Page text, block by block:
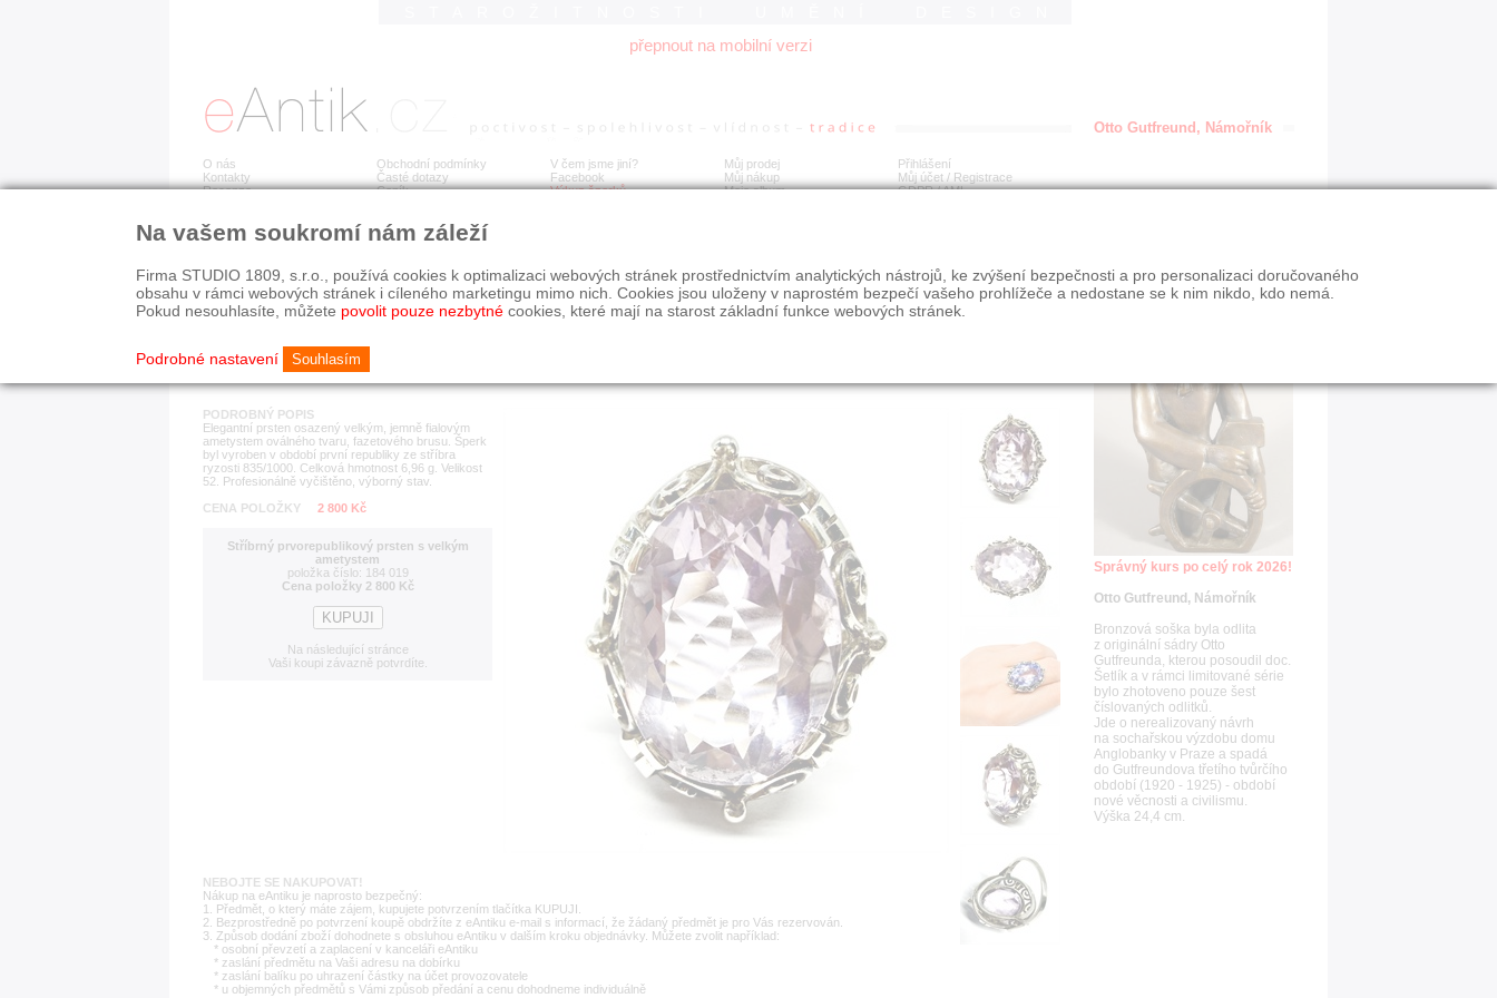
přepnout na mobilní verzi
O nás
Kontakty
Recenze
Obchodní podmínky
Časté dotazy
Ceník
V čem jsme jiní?
Facebook
Výkup šperků
Můj prodej
Můj nákup
Moje album
Přihlášení
Můj účet / Registrace
GDPR/AML
Detail položky č. 184 019 Stříbrný prvorepublikový prsten s velkým ametystem
PODROBNÝ POPIS
Elegantní prsten osazený velkým, jemně fialovým
ametystem oválného tvaru, fazetového brusu. Šperk
byl vyroben v období první republiky ze stříbra
ryzosti 835/1000. Celková hmotnost 6,96 g. Velikost
52. Profesionálně vyčištěno, výborný stav.
CENA POLOŽKY
2 800 Kč
Stříbrný prvorepublikový prsten s velkým
ametystem
položka číslo: 184 019
Cena položky 2 800 Kč
Na následující stránce
Vaši koupi závazně potvrdíte.
NEBOJTE SE NAKUPOVAT!
Nákup na eAntiku je naprosto bezpečný:
1. Předmět, o který máte zájem, kupujete potvrzením tlačítka KUPUJI.
2. Bezprostředně po potvrzení koupě obdržíte z eAntiku e-mail s informací, že žádaný předmět je pro Vás rezervován.
3. Způsob dodání zboží dohodnete s obsluhou eAntiku v dalším kroku objednávky. Můžete zvolit například:
* osobní převzetí a zaplacení v kanceláři eAntiku
* zaslání předmětu na Vaši adresu na dobírku
* zaslání balíku po uhrazení částky na účet provozovatele
* u objemných předmětů s Vámi způsob předání a cenu dohodneme individuálně
Otto Gutfreund, Námořník
Správný kurs po celý rok 2026!
Otto Gutfreund, Námořník
Bronzová soška byla odlita
z originální sádry Otto
Gutfreunda, kterou posoudil doc.
Šetlík a v rámci limitované série
bylo zhotoveno pouze šest
číslovaných odlitků.
Jde o nerealizovaný návrh
na sochařskou výzdobu domu
Anglobanky v Praze a spadá
do Gutfreundova třetího tvůrčího
období (1920 - 1925) - období
nové věcnosti a civilismu.
Výška 24,4 cm.
Na vašem soukromí nám záleží
Firma STUDIO 1809, s.r.o., používá cookies k optimalizaci webových stránek prostřednictvím analytických nástrojů, ke zvýšení bezpečnosti a pro personalizaci doručovaného
obsahu v rámci webových stránek i cíleného marketingu mimo nich. Cookies jsou uloženy v naprostém bezpečí vašeho prohlížeče a nedostane se k nim nikdo, kdo nemá.
Pokud nesouhlasíte, můžete povolit pouze nezbytné cookies, které mají na starost základní funkce webových stránek.
Podrobné nastavení Souhlasím